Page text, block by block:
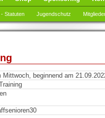
- Statuten Jugendschutz
Mittwoch, beginnend am